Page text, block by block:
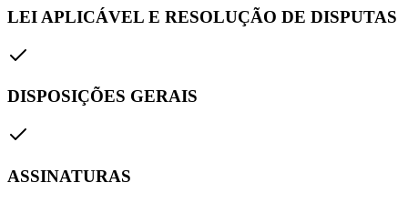
LEI APLICÁVEL E RESOLUÇÃO DE DISPUTAS
DISPOSIÇÕES GERAIS
ASSINATURAS